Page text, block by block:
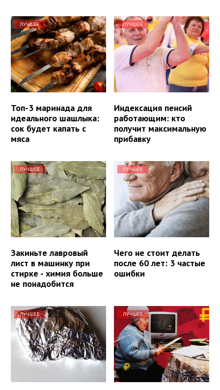
ЛУЧШЕЕ
Топ-3 маринада для
идеального шашлыка:
сок будет капать с
мяса
ЛУЧШЕЕ
Индексация пенсий
работающим: кто
получит максимальную
прибавку
ЛУЧШЕЕ
Закиньте лавровый
лист в машинку при
стирке - химия больше
не понадобится
ЛУЧШЕЕ
Чего не стоит делать
после 60 лет: 3 частые
ошибки
ЛУЧШЕЕ ЛУЧШЕЕ